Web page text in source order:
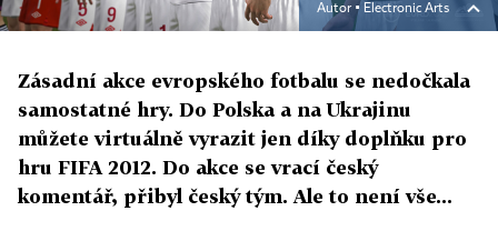
Autor ▪ Electronic Arts
Zásadní akce evropského fotbalu se nedočkala
samostatné hry. Do Polska a na Ukrajinu
můžete virtuálně vyrazit jen díky doplňku pro
hru FIFA 2012. Do akce se vrací český
komentář, přibyl český tým. Ale to není vše...